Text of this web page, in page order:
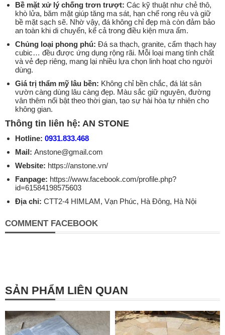
Bề mặt xử lý chống trơn trượt: Các kỹ thuật như chẻ thô,
khò lửa, băm mặt giúp tăng ma sát, hạn chế rong rêu và giữ
bề mặt sạch sẽ. Nhờ vậy, đá không chỉ đẹp mà còn đảm bảo
an toàn khi di chuyển, kể cả trong điều kiện mưa ẩm.
Chủng loại phong phú: Đá sa thạch, granite, cẩm thạch hay
cubic… đều được ứng dụng rộng rãi. Mỗi loại mang tính chất
và vẻ đẹp riêng, mang lại nhiều lựa chọn linh hoạt cho người
dùng.
Giá trị thẩm mỹ lâu bền: Không chỉ bền chắc, đá lát sân
vườn càng dùng lâu càng đẹp. Màu sắc giữ nguyên, đường
vân thêm nổi bật theo thời gian, tạo sự hài hòa tự nhiên cho
không gian.
Thông tin liên hệ: AN STONE
Hotline: 0931.833.468
Mail: Anstone@gmail.com
Website: https://anstone.vn/
Fanpage: https://www.facebook.com/profile.php?
id=61584198575603
Địa chỉ: CTT2-4 HIMLAM, Vạn Phúc, Hà Đông, Hà Nội
COMMENT FACEBOOK
SẢN PHẨM LIÊN QUAN